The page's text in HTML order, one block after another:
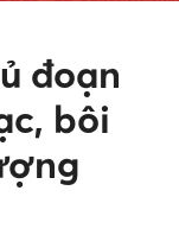
đoạn
bôi